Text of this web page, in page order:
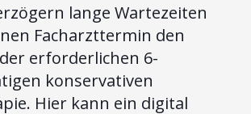
lange Wartezeiten
Facharzttermin den
erforderlichen 6-
konservativen
Hier kann ein digital